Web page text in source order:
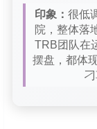
印象： 很低
院，整体落
TRB团队在
摆盘，都体